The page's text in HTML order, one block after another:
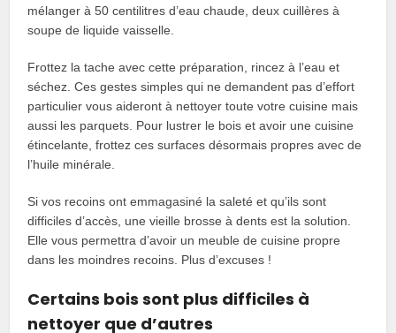
mélanger à 50 centilitres d’eau chaude, deux cuillères à
soupe de liquide vaisselle.
Frottez la tache avec cette préparation, rincez à l’eau et
séchez. Ces gestes simples qui ne demandent pas d’effort
particulier vous aideront à nettoyer toute votre cuisine mais
aussi les parquets. Pour lustrer le bois et avoir une cuisine
étincelante, frottez ces surfaces désormais propres avec de
l’huile minérale.
Si vos recoins ont emmagasiné la saleté et qu’ils sont
difficiles d’accès, une vieille brosse à dents est la solution.
Elle vous permettra d’avoir un meuble de cuisine propre
dans les moindres recoins. Plus d’excuses !
Certains bois sont plus difficiles à
nettoyer que d’autres